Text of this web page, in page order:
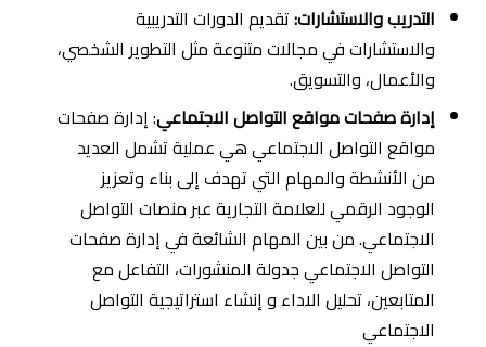
التدريب والاستشارات:تقديم الدورات التدريبية
والاستشارات في مجالات متنوعة مثل التطوير الشخصي،
والأعمال، والتسويق.
إدارة صفحات مواقع التواصل الاجتماعي: إدارة صفحات
مواقع التواصل الاجتماعي هي عملية تشمل العديد
من الأنشطة والمهام التي تهدف إلى بناء وتعزيز
الوجود الرقمي للعلامة التجارية عبر منصات التواصل
الاجتماعي. من بين المهام الشائعة في إدارة صفحات
التواصل الاجتماعي جدولة المنشورات، التفاعل مع
المتابعين، تحليل الاداء و إنشاء استراتيجية التواصل
الاجتماعي